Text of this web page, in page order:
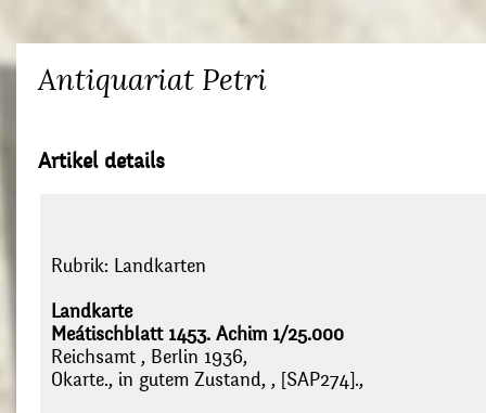
Antiquariat Petri
Artikel details
Rubrik: Landkarten
Landkarte
Meátischblatt 1453. Achim 1/25.000
Reichsamt , Berlin 1936,
Okarte., in gutem Zustand, , [SAP274].,